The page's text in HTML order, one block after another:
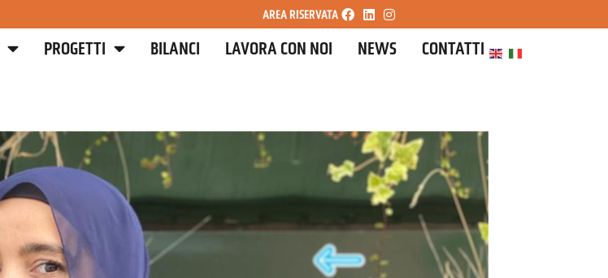
AREA RISERVATA
PROGETTI BILANCI LAVORA CON NOI NEWS CONTATTI